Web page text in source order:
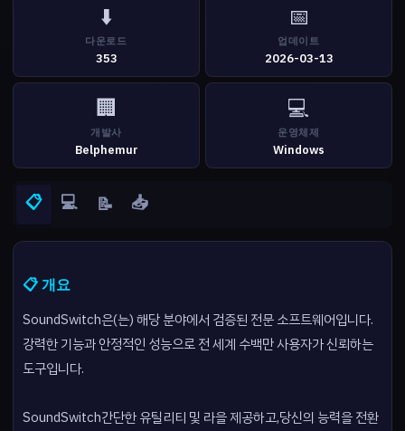
⬇️
다운로드
353
📅
업데이트
2026-03-13
🏢
개발사
Belphemur
💻
운영체제
Windows
📋 💻 📝 📥
📋 개요
SoundSwitch은(는) 해당 분야에서 검증된 전문 소프트웨어입니다.
강력한 기능과 안정적인 성능으로 전 세계 수백만 사용자가 신뢰하는
도구입니다.
SoundSwitch간단한 유틸리티 및 라을 제공하고,당신의 능력을 전환